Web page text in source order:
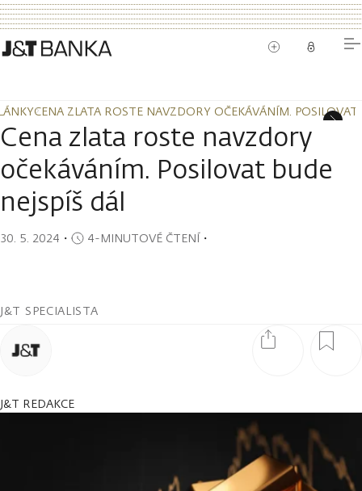
CENA ZLATA ROSTE NAVZDORY OČEKÁVÁNÍM. POSILOVAT
CENA ZLATA ROSTE NAVZDORY OČEKÁVÁNÍM. POSILOVAT
Cena zlata roste navzdory
očekáváním. Posilovat bude
nejspíš dál
30. 5. 2024 ・ 4-MINUTOVÉ ČTENÍ・
J&T SPECIALISTA
J&T REDAKCE